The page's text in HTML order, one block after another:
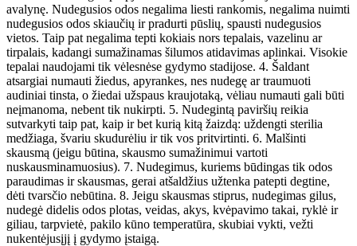
avalynę. Nudegusios odos negalima liesti rankomis, negalima nuimti
nudegusios odos skiaučių ir pradurti pūslių, spausti nudegusios
vietos. Taip pat negalima tepti kokiais nors tepalais, vazelinu ar
tirpalais, kadangi sumažinamas šilumos atidavimas aplinkai. Visokie
tepalai naudojami tik vėlesnėse gydymo stadijose. 4. Šaldant
atsargiai numauti žiedus, apyrankes, nes nudegę ar traumuoti
audiniai tinsta, o žiedai užspaus kraujotaką, vėliau numauti gali būti
neįmanoma, nebent tik nukirpti. 5. Nudegintą paviršių reikia
sutvarkyti taip pat, kaip ir bet kurią kitą žaizdą: uždengti sterilia
medžiaga, švariu skudurėliu ir tik vos pritvirtinti. 6. Malšinti
skausmą (jeigu būtina, skausmo sumažinimui vartoti
nuskausminamuosius). 7. Nudegimus, kuriems būdingas tik odos
paraudimas ir skausmas, gerai atšaldžius užtenka patepti degtine,
dėti tvarsčio nebūtina. 8. Jeigu skausmas stiprus, nudegimas gilus,
nudegė didelis odos plotas, veidas, akys, kvėpavimo takai, ryklė ir
giliau, tarpvietė, pakilo kūno temperatūra, skubiai vykti, vežti
nukentėjusįjį į gydymo įstaigą.